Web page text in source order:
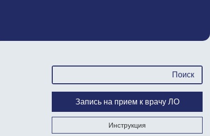
Запись на прием к врачу ЛО
Инструкция